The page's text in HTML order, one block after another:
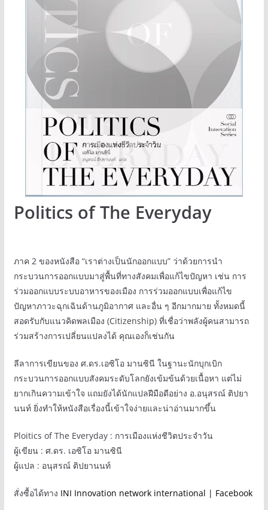
Politics of The Everyday
ภาค 2 ของหนังสือ “เราต่างเป็นนักออกแบบ” ว่าด้วยการนำ
กระบวนการออกแบบมาสู่พื้นที่ทางสังคมเพื่อแก้ไขปัญหา เช่น การ
ร่วมออกแบบระบบอาหารของเมือง การร่วมออกแบบเพื่อแก้ไข
ปัญหาภาวะฉุกเฉินด้านภูมิอากาศ และอื่น ๆ อีกมากมาย ทั้งหมดนี้
สอดรับกับแนวคิดพลเมือง (Citizenship) ที่เชื่อว่าพลังผู้คนสามารถ
ร่วมสร้างการเปลี่ยนแปลงได้ คุณเองก็เช่นกัน
ลีลาการเขียนของ ศ.ดร.เอซิโอ มานซินี ในฐานะนักบุกเบิก
กระบวนการออกแบบสังคมระดับโลกยังเข้มข้นด้วยเนื้อหา แต่ไม่
ยากเกินความเข้าใจ แถมยังได้นักแปลฝีมือดีอย่าง อ.อนุสรณ์ ติปยา
นนท์ ยิ่งทำให้หนังสือเรื่องนี้เข้าใจง่ายและน่าอ่านมากขึ้น
Ploitics of The Everyday : การเมืองแห่งชีวิตประจำวัน
ผู้เขียน : ศ.ดร. เอซิโอ มานซินี
ผู้แปล : อนุสรณ์ ติปยานนท์
สั่งซื้อได้ทาง INI Innovation network international | Facebook